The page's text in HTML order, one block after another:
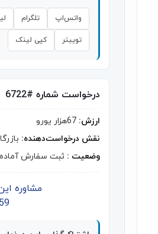
واتس‌اپ تلگرام
توییتر کپی لینک
درخواست شماره #6722
ارزش:
نقش درخواست‌دهنده:
وضعیت : ثبت سفارش آماده
مشاوره